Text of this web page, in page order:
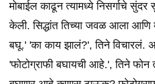
मोबाईल काढून त्यामध्ये निसर्गाचे
केली. सिद्धांत तिच्या जवळ आला आणि
बघू.' 'का काय झालं?', तिने विचारलं.
'फोटोग्राफी बघायची आहे.', तिने फोन